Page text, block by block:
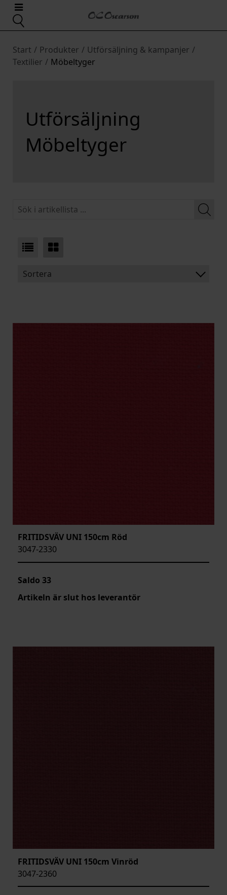
Start / Produkter / Utförsäljning & kampanjer /
Textilier / Möbeltyger
Utförsäljning
Möbeltyger
Sortera
FRITIDSVÄV UNI 150cm Röd
3047-2330
Saldo 33
Artikeln är slut hos leverantör
FRITIDSVÄV UNI 150cm Vinröd
3047-2360